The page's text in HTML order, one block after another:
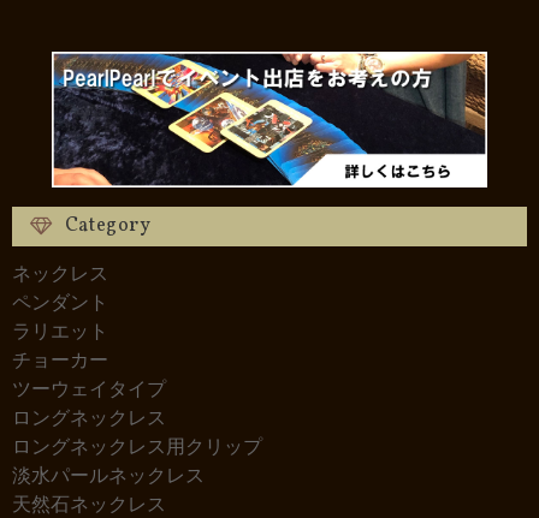
Category
ネックレス
ペンダント
ラリエット
チョーカー
ツーウェイタイプ
ロングネックレス
ロングネックレス用クリップ
淡水パールネックレス
天然石ネックレス